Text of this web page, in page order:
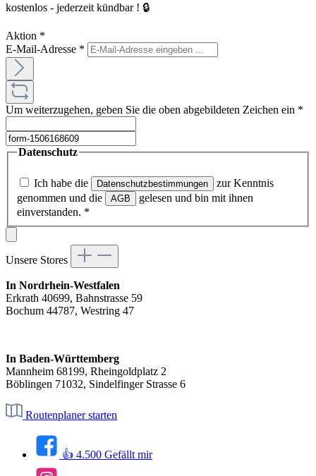
kostenlos - jederzeit kündbar ! 🔒
Aktion *
E-Mail-Adresse *
Um weiterzugehen, geben Sie die oben abgebildeten Zeichen ein *
Datenschutz
Ich habe die Datenschutzbestimmungen
zur Kenntnis
genommen und die
AGB
gelesen und bin mit ihnen
einverstanden. *
Unsere Stores
In Nordrhein-Westfalen
Erkrath 40699, Bahnstrasse 59
Bochum 44787, Westring 47
In Baden-Württemberg
Mannheim 68199, Rheingoldplatz 2
Böblingen 71032, Sindelfinger Strasse 6
Routenplaner starten
👍 4.500 Gefällt mir